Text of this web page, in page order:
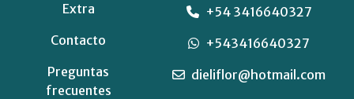
Extra
Contacto
Preguntas
frecuentes
+54 3416640327
+543416640327
dieliflor@hotmail.com